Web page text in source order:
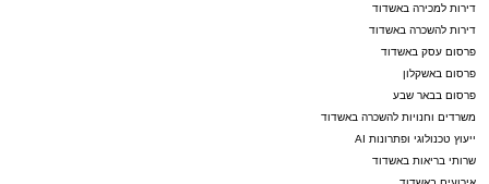
דירות למכירה באשדוד
דירות להשכרה באשדוד
פרסום עסק באשדוד
פרסום באשקלון
פרסום בבאר שבע
משרדים וחנויות להשכרה באשדוד
ייעוץ טכנולוגי ופתרונות AI
שרותי בריאות באשדוד